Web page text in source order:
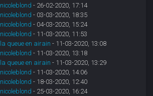
nicoleblond - 26-02-2020, 17:14
nicoleblond - 03-03-2020, 18:35
nicoleblond - 04-03-2020, 15:24
nicoleblond - 11-03-2020, 11:53
la queue en airain - 11-03-2020, 13:08
nicoleblond - 11-03-2020, 13:18
la queue en airain - 11-03-2020, 13:29
nicoleblond - 11-03-2020, 14:06
nicoleblond - 18-03-2020, 12:40
nicoleblond - 25-03-2020, 16:24